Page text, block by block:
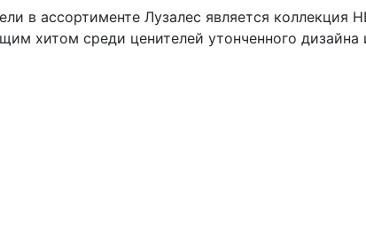
в ассортименте Лузалес является
хитом среди ценителей утонченного дизайна